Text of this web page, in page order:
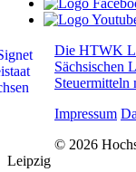
Die HTWK
Sächsischen
Steuermitteln
Impressum
© 2026
Leipzig